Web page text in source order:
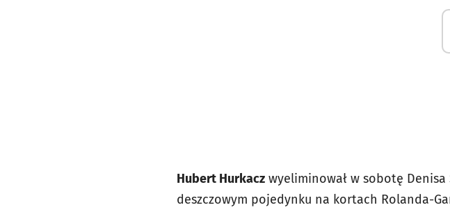
Hubert Hurkacz wyeliminował w sobotę
deszczowym pojedynku na kortach Rolanda-